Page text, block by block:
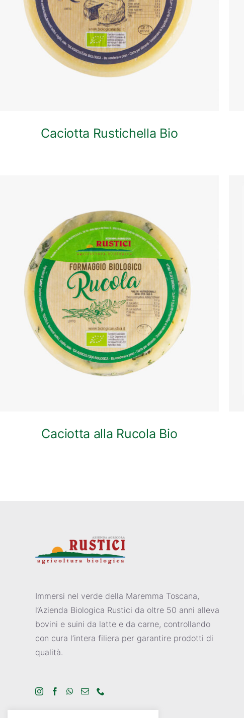
Caciotta Rustichella Bio
ANTEPRIMA RAPIDA
Caciotta alla Rucola Bio
Immersi nel verde della Maremma Toscana,
l’Azienda Biologica Rustici da oltre 50 anni alleva
bovini e suini da latte e da carne, controllando
con cura l’intera filiera per garantire prodotti di
qualità.